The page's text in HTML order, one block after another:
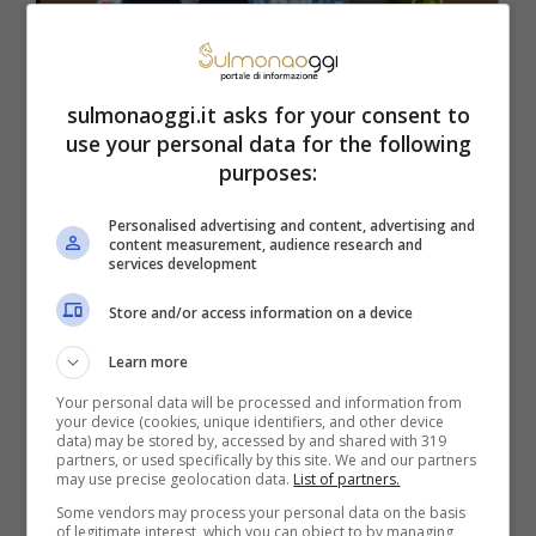
Ecco Eleonora Giorgi dopo la malattia (Instagram
sulmonaoggi.it asks for your consent to
use your personal data for the following
purposes:
Personalised advertising and content, advertising and
content measurement, audience research and
services development
Store and/or access information on a device
Learn more
Your personal data will be processed and information from
your device (cookies, unique identifiers, and other device
data) may be stored by, accessed by and shared with 319
partners, or used specifically by this site. We and our partners
may use precise geolocation data. List of partners.
Some vendors may process your personal data on the basis
of legitimate interest, which you can object to by managing